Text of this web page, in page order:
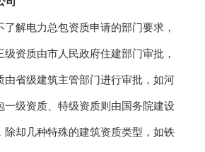
解电力总包资质申请的部门要求，
资质由市人民政府住建部门审批，
由省级建筑主管部门进行审批，如河
一级资质、特级资质则由国务院建设
除却几种特殊的建筑资质类型，如铁